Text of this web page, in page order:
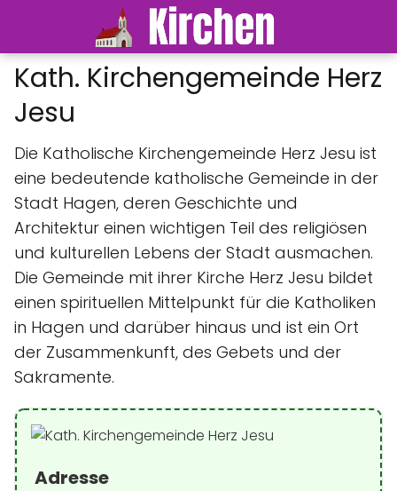
Kath. Kirchengemeinde Herz
Jesu
Die Katholische Kirchengemeinde Herz Jesu ist
eine bedeutende katholische Gemeinde in der
Stadt Hagen, deren Geschichte und
Architektur einen wichtigen Teil des religiösen
und kulturellen Lebens der Stadt ausmachen.
Die Gemeinde mit ihrer Kirche Herz Jesu bildet
einen spirituellen Mittelpunkt für die Katholiken
in Hagen und darüber hinaus und ist ein Ort
der Zusammenkunft, des Gebets und der
Sakramente.
Adresse